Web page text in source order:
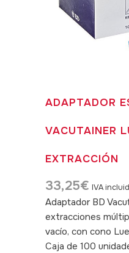
ADAPTADOR
VACUTAINER
EXTRACCIÓN
33,25€ IVA
Adaptador BD
extracciones
vacío, con cono
Caja de 100